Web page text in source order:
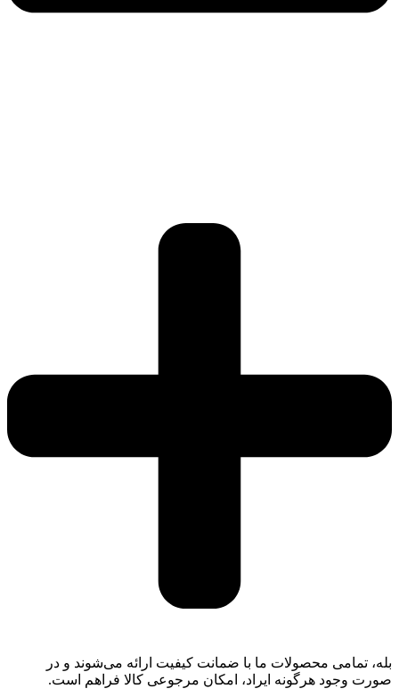
بله، تمامی محصولات ما با ضمانت کیفیت ارائه می‌شوند و در
صورت وجود هرگونه ایراد، امکان مرجوعی کالا فراهم است.